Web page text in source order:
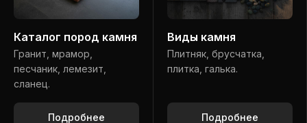
Каталог пород камня
Гранит, мрамор,
песчаник, лемезит,
сланец.
Подробнее
Виды камня
Плитняк, брусчатка,
плитка, галька.
Подробнее